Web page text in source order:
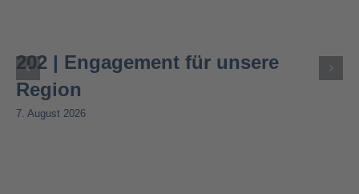
202 | Engagement für unsere
Region
7. August 2026